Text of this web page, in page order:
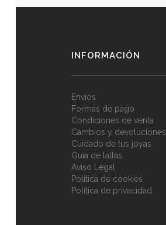
INFORMACIÓN
Envíos
Formas de pago
Condiciones de venta
Cambios y devoluciones
Cuidado de tus joyas
Guía de tallas
Aviso Legal
Política de cookies
Política de privacidad